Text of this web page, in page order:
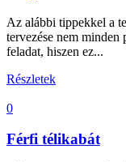
Az alábbi tippekkel a
tervezése nem minden
feladat, hiszen ez...
Részletek
0
Férfi télikabát